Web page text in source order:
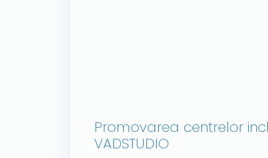
Promovarea centrelor
VADSTUDIO